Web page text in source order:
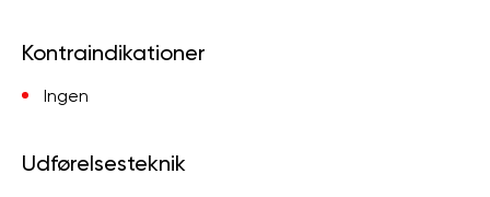
Kontraindikationer
Ingen
Udførelsesteknik